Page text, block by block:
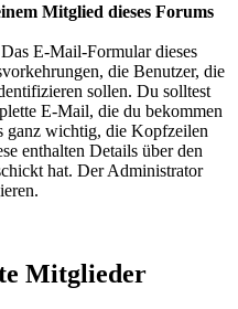
Mitglied dieses Forums
E-Mail-Formular dieses
die Benutzer, die
sollen. Du solltest
E-Mail, die du bekommen
ganz wichtig, die Kopfzeilen
enthalten Details über den
hat. Der Administrator
Mitglieder